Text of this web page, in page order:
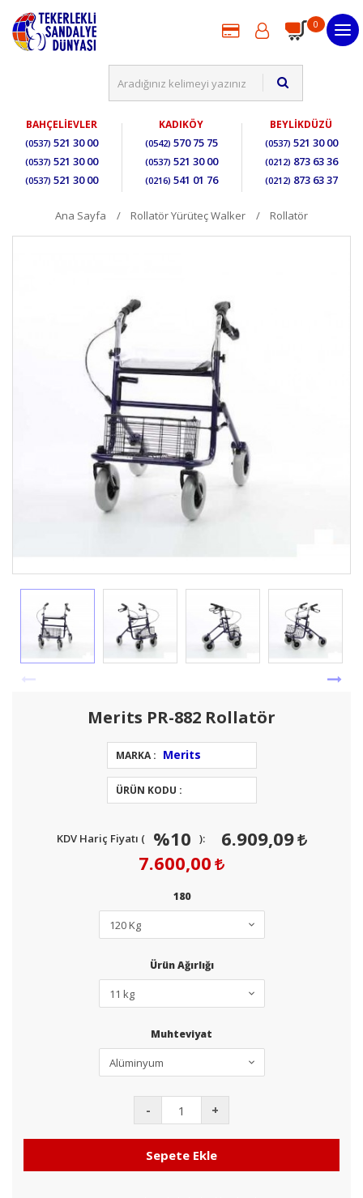
0
BAHÇELİEVLER
(0537) 521 30 00
(0537) 521 30 00
(0537) 521 30 00
KADIKÖY
(0542) 570 75 75
(0537) 521 30 00
(0216) 541 01 76
BEYLİKDÜZÜ
(0537) 521 30 00
(0212) 873 63 36
(0212) 873 63 37
Ana Sayfa Rollatör Yürüteç Walker Rollatör
Merits PR-882 Rollatör
MARKA : Merits
ÜRÜN KODU :
KDV Hariç Fiyatı ( %10 ):
6.909,09
7.600,00
180
Ürün Ağırlığı
Muhteviyat
- +
Sepete Ekle